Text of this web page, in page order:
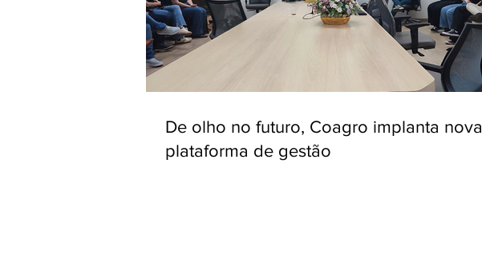
De olho no futuro, Coagro implanta nova
plataforma de gestão